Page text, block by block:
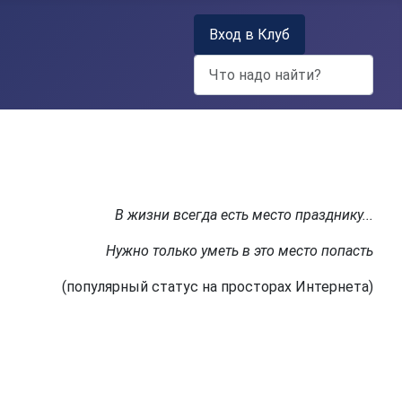
Вход в Клуб
В жизни всегда есть место празднику...
Нужно только уметь в это место попасть
(популярный статус на просторах Интернета)